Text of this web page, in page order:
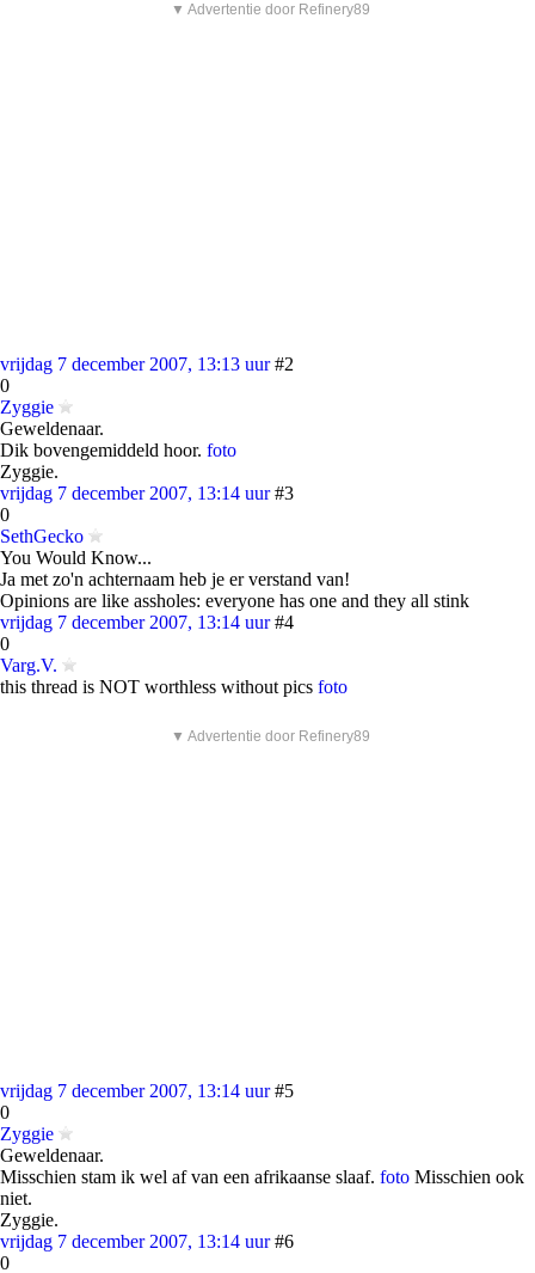
▼ Advertentie door Refinery89
vrijdag 7 december 2007, 13:13 uur #2
0
Zyggie
Geweldenaar.
Dik bovengemiddeld hoor. foto
Zyggie.
vrijdag 7 december 2007, 13:14 uur #3
0
SethGecko
You Would Know...
Ja met zo'n achternaam heb je er verstand van!
Opinions are like assholes: everyone has one and they all stink
vrijdag 7 december 2007, 13:14 uur #4
0
Varg.V.
this thread is NOT worthless without pics foto
▼ Advertentie door Refinery89
vrijdag 7 december 2007, 13:14 uur #5
0
Zyggie
Geweldenaar.
Misschien stam ik wel af van een afrikaanse slaaf. foto Misschien ook
niet.
Zyggie.
vrijdag 7 december 2007, 13:14 uur #6
0